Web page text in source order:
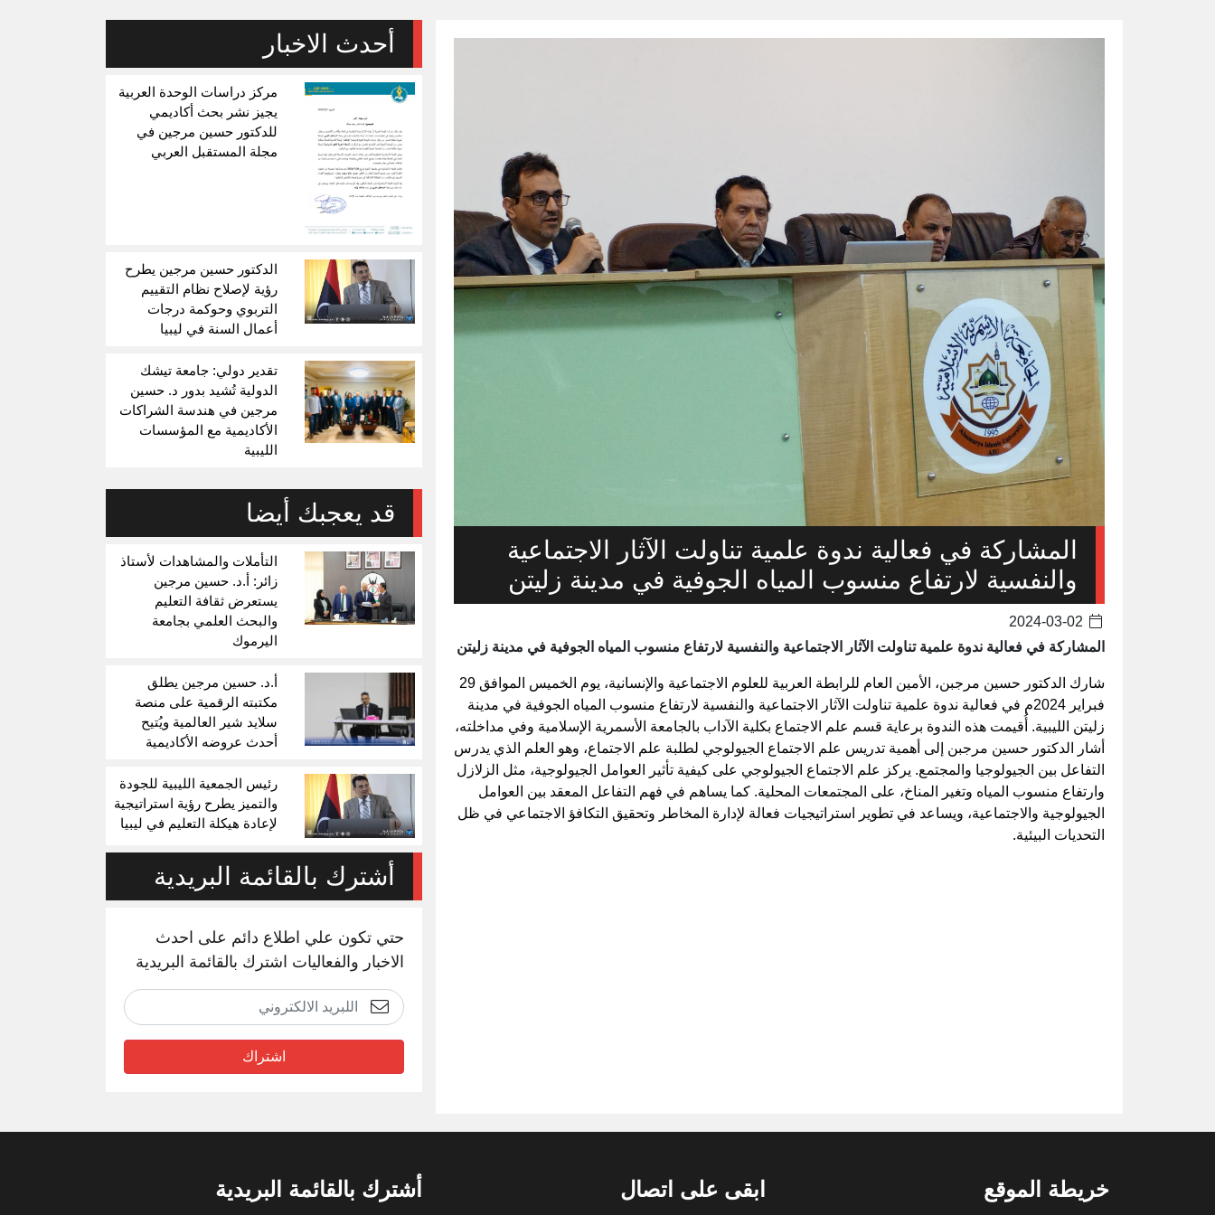
المشاركة في فعالية ندوة علمية تناولت الآثار الاجتماعية
والنفسية لارتفاع منسوب المياه الجوفية في مدينة زليتن
المشاركة في فعالية ندوة علمية تناولت الآثار الاجتماعية والنفسية لارتفاع منسوب المياه الجوفية في مدينة زليتن
شارك الدكتور حسين مرجبن، الأمين العام للرابطة العربية للعلوم الاجتماعية والإنسانية، يوم الخميس الموافق 29
فبراير 2024م في فعالية ندوة علمية تناولت الآثار الاجتماعية والنفسية لارتفاع منسوب المياه الجوفية في مدينة
زليتن الليبية. أُقيمت هذه الندوة برعاية قسم علم الاجتماع بكلية الآداب بالجامعة الأسمرية الإسلامية وفي مداخلته،
أشار الدكتور حسين مرجبن إلى أهمية تدريس علم الاجتماع الجيولوجي لطلبة علم الاجتماع، وهو العلم الذي يدرس
التفاعل بين الجيولوجيا والمجتمع. يركز علم الاجتماع الجيولوجي على كيفية تأثير العوامل الجيولوجية، مثل الزلازل
وارتفاع منسوب المياه وتغير المناخ، على المجتمعات المحلية. كما يساهم في فهم التفاعل المعقد بين العوامل
الجيولوجية والاجتماعية، ويساعد في تطوير استراتيجيات فعالة لإدارة المخاطر وتحقيق التكافؤ الاجتماعي في ظل
التحديات البيئية.
أحدث الاخبار
مركز دراسات الوحدة العربية
يجيز نشر بحث أكاديمي
للدكتور حسين مرجين في
مجلة المستقبل العربي
الدكتور حسين مرجين يطرح
رؤية لإصلاح نظام التقييم
التربوي وحوكمة درجات
أعمال السنة في ليبيا
تقدير دولي: جامعة تيشك
الدولية تُشيد بدور د. حسين
مرجين في هندسة الشراكات
الأكاديمية مع المؤسسات
الليبية
قد يعجبك أيضا
التأملات والمشاهدات لأستاذ
زائر: أ.د. حسين مرجين
يستعرض ثقافة التعليم
والبحث العلمي بجامعة
اليرموك
أ.د. حسين مرجين يطلق
مكتبته الرقمية على منصة
سلايد شير العالمية ويُتيح
أحدث عروضه الأكاديمية
رئيس الجمعية الليبية للجودة
والتميز يطرح رؤية استراتيجية
لإعادة هيكلة التعليم في ليبيا
أشترك بالقائمة البريدية
حتي تكون علي اطلاع دائم على احدث
الاخبار والفعاليات اشترك بالقائمة البريدية
اشتراك
خريطة الموقع ابقى على اتصال أشترك بالقائمة البريدية